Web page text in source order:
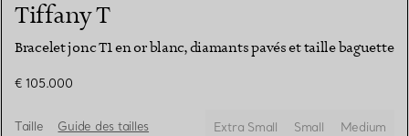
Tiffany T
Bracelet jonc T1 en or blanc, diamants pavés et taille baguette
€ 105.000
Taille Guide des tailles Extra Small Small
Medium